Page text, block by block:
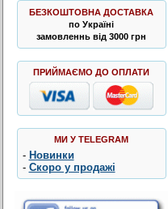
БЕЗКОШТОВНА ДОСТАВКА
по Україні
замовленнь від 3000 грн
ПРИЙМАЄМО ДО ОПЛАТИ
МИ У TELEGRAM
- Новинки
- Скоро у продажі